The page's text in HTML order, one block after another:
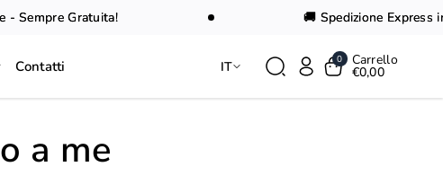
Gratuita! 🚚 Spedizione Express in
Contatti IT 0 Carrello
€0,00
a me